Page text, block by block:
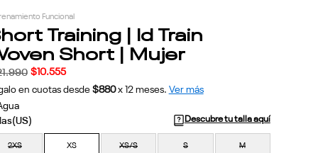
Funcional
Training | Id Train
Short | Mujer
.990 $10.555
en cuotas desde $880 x 12meses. Ver más
Descubre tu talla aquí
2XS XS XS/S S M